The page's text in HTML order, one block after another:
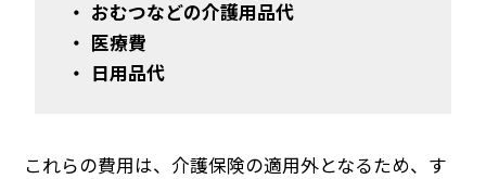
・ おむつなどの介護用品代
・ 医療費
・ 日用品代
これらの費用は、介護保険の適用外となるため、す